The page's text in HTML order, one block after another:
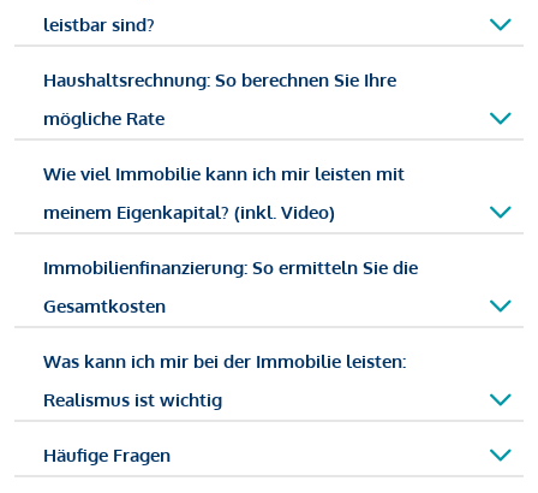
leistbar sind?
Haushaltsrechnung: So berechnen Sie Ihre
mögliche Rate
Wie viel Immobilie kann ich mir leisten mit
meinem Eigenkapital? (inkl. Video)
Immobilienfinanzierung: So ermitteln Sie die
Gesamtkosten
Was kann ich mir bei der Immobilie leisten:
Realismus ist wichtig
Häufige Fragen